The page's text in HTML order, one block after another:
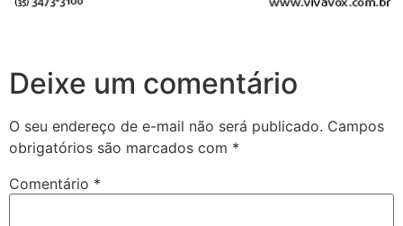
Deixe um comentário
O seu endereço de e-mail não será publicado. Campos
obrigatórios são marcados com *
Comentário *